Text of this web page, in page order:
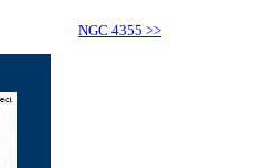
NGC 4355 >>